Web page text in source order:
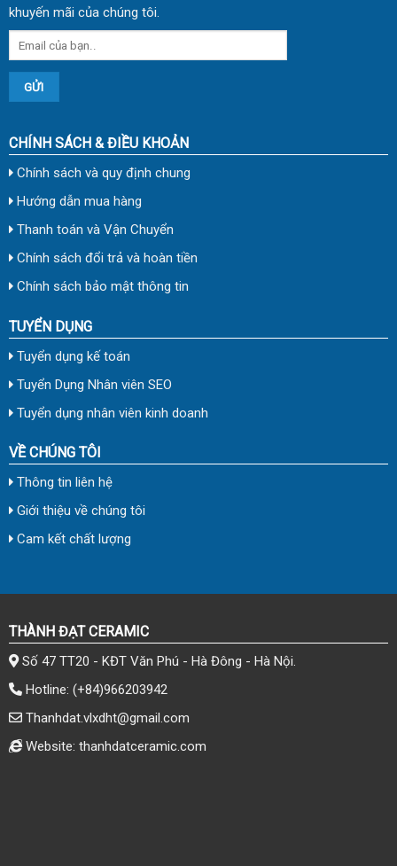
khuyến mãi của chúng tôi.
CHÍNH SÁCH & ĐIỀU KHOẢN
Chính sách và quy định chung
Hướng dẫn mua hàng
Thanh toán và Vận Chuyển
Chính sách đổi trả và hoàn tiền
Chính sách bảo mật thông tin
TUYỂN DỤNG
Tuyển dụng kế toán
Tuyển Dụng Nhân viên SEO
Tuyển dụng nhân viên kinh doanh
VỀ CHÚNG TÔI
Thông tin liên hệ
Giới thiệu về chúng tôi
Cam kết chất lượng
THÀNH ĐẠT CERAMIC
Số 47 TT20 - KĐT Văn Phú - Hà Đông - Hà Nội.
Hotline: (+84)966203942
Thanhdat.vlxdht@gmail.com
Website: thanhdatceramic.com